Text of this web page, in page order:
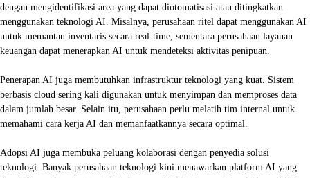
dengan mengidentifikasi area yang dapat diotomatisasi atau ditingkatkan
menggunakan teknologi AI. Misalnya, perusahaan ritel dapat menggunakan AI
untuk memantau inventaris secara real-time, sementara perusahaan layanan
keuangan dapat menerapkan AI untuk mendeteksi aktivitas penipuan.
Penerapan AI juga membutuhkan infrastruktur teknologi yang kuat. Sistem
berbasis cloud sering kali digunakan untuk menyimpan dan memproses data
dalam jumlah besar. Selain itu, perusahaan perlu melatih tim internal untuk
memahami cara kerja AI dan memanfaatkannya secara optimal.
Adopsi AI juga membuka peluang kolaborasi dengan penyedia solusi
teknologi. Banyak perusahaan teknologi kini menawarkan platform AI yang